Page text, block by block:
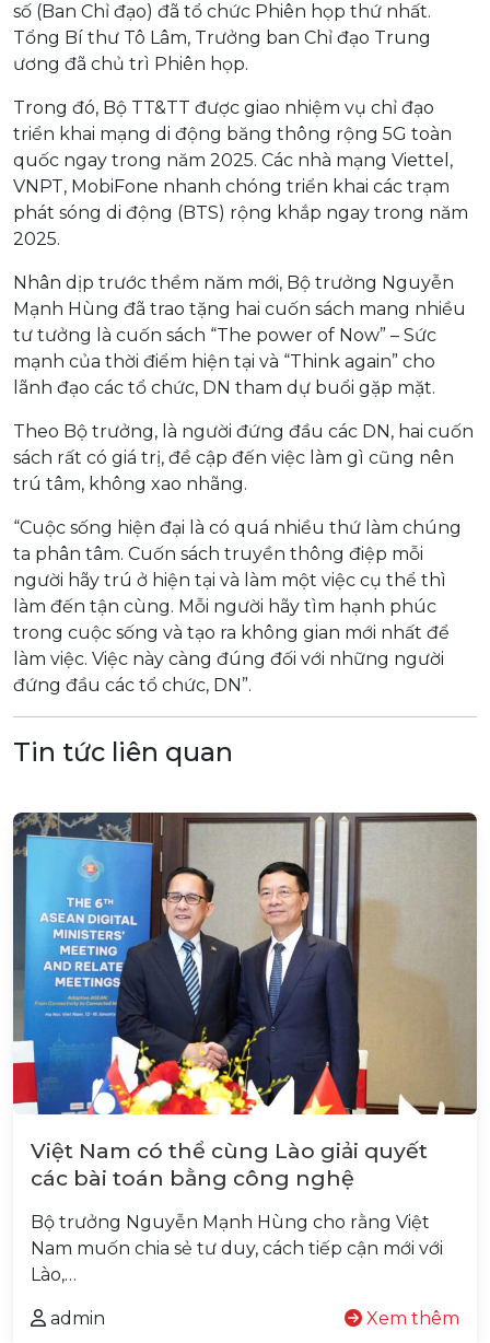
số (Ban Chỉ đạo) đã tổ chức Phiên họp thứ nhất.
Tổng Bí thư Tô Lâm, Trưởng ban Chỉ đạo Trung
ương đã chủ trì Phiên họp.
Trong đó, Bộ TT&TT được giao nhiệm vụ chỉ đạo
triển khai mạng di động băng thông rộng 5G toàn
quốc ngay trong năm 2025. Các nhà mạng Viettel,
VNPT, MobiFone nhanh chóng triển khai các trạm
phát sóng di động (BTS) rộng khắp ngay trong năm
2025.
Nhân dịp trước thềm năm mới, Bộ trưởng Nguyễn
Mạnh Hùng đã trao tặng hai cuốn sách mang nhiều
tư tưởng là cuốn sách “The power of Now” – Sức
mạnh của thời điểm hiện tại và “Think again” cho
lãnh đạo các tổ chức, DN tham dự buổi gặp mặt.
Theo Bộ trưởng, là người đứng đầu các DN, hai cuốn
sách rất có giá trị, đề cập đến việc làm gì cũng nên
trú tâm, không xao nhãng.
“Cuộc sống hiện đại là có quá nhiều thứ làm chúng
ta phân tâm. Cuốn sách truyền thông điệp mỗi
người hãy trú ở hiện tại và làm một việc cụ thể thì
làm đến tận cùng. Mỗi người hãy tìm hạnh phúc
trong cuộc sống và tạo ra không gian mới nhất để
làm việc. Việc này càng đúng đối với những người
đứng đầu các tổ chức, DN”.
Tin tức liên quan
Việt Nam có thể cùng Lào giải quyết
các bài toán bằng công nghệ
Bộ trưởng Nguyễn Mạnh Hùng cho rằng Việt
Nam muốn chia sẻ tư duy, cách tiếp cận mới với
Lào,…
admin Xem thêm